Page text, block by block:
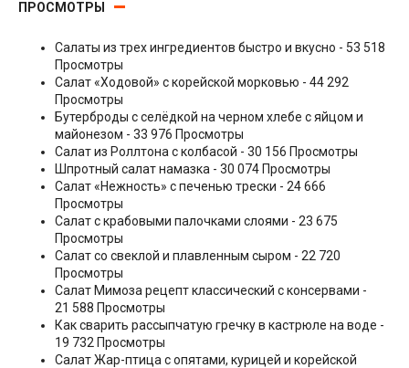
ПРОСМОТРЫ
Салаты из трех ингредиентов быстро и вкусно - 53 518
Просмотры
Салат «Ходовой» с корейской морковью - 44 292
Просмотры
Бутерброды с селёдкой на черном хлебе с яйцом и
майонезом - 33 976 Просмотры
Салат из Роллтона с колбасой - 30 156 Просмотры
Шпротный салат намазка - 30 074 Просмотры
Салат «Нежность» с печенью трески - 24 666
Просмотры
Салат с крабовыми палочками слоями - 23 675
Просмотры
Салат со свеклой и плавленным сыром - 22 720
Просмотры
Салат Мимоза рецепт классический с консервами -
21 588 Просмотры
Как сварить рассыпчатую гречку в кастрюле на воде -
19 732 Просмотры
Салат Жар-птица с опятами, курицей и корейской